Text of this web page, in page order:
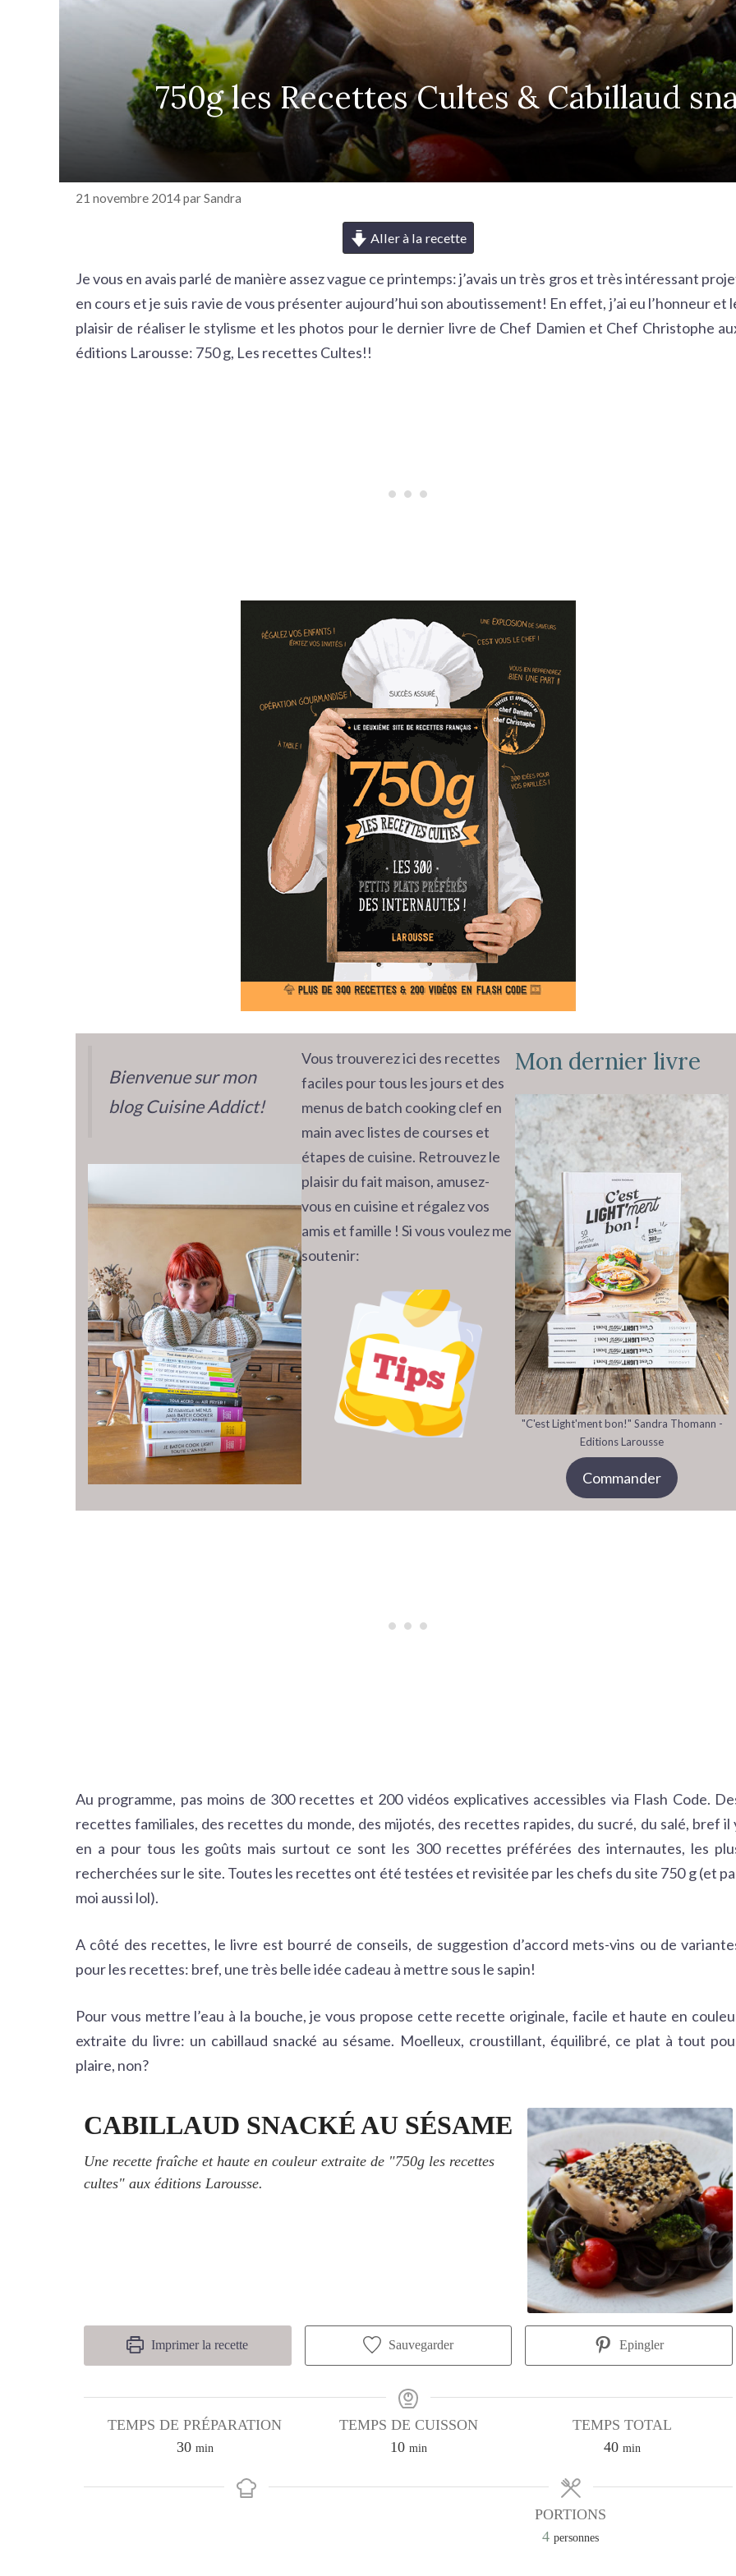
r
r
750g les Recettes Cultes & Cabillaud
21 novembre 2014parSandra
Aller à la recette
Je vous en avais parlé de manière assez vague ce printemps: j’avais un très gros et très intéressant
en cours et je suis ravie de vous présenter aujourd’hui son aboutissement! En effet, j’ai eu l’honneur et
plaisir de réaliser le stylisme et les photos pour le dernier livre de Chef Damien et Chef Christophe
éditions Larousse: 750 g, Les recettes Cultes!!
Bienvenue sur mon
blog Cuisine Addict!
Vous trouverez ici des recettes
faciles pour tous les jours et des
menus de batch cooking clef en
main avec listes de courses et
étapes de cuisine. Retrouvez le
plaisir du fait maison, amusez-
vous en cuisine et régalez vos
amis et famille ! Si vous voulez me
soutenir:
Mon dernier livre
"C'est Light'ment bon!" Sandra Thomann -
Editions Larousse
Commander
Au programme, pas moins de 300 recettes et 200 vidéos explicatives accessibles via Flash Code.
recettes familiales, des recettes du monde, des mijotés, des recettes rapides, du sucré, du salé, bref il
en a pour tous les goûts mais surtout ce sont les 300 recettes préférées des internautes, les
recherchées sur le site. Toutes les recettes ont été testées et revisitée par les chefs du site 750 g (et
moi aussi lol).
A côté des recettes, le livre est bourré de conseils, de suggestion d’accord mets-vins ou de
pour les recettes: bref, une très belle idée cadeau à mettre sous le sapin!
Pour vous mettre l’eau à la bouche, je vous propose cette recette originale, facile et haute en
extraite du livre: un cabillaud snacké au sésame. Moelleux, croustillant, équilibré, ce plat à tout
plaire, non?
CABILLAUD SNACKÉ AU SÉSAME
Une recette fraîche et haute en couleur extraite de "750g les recettes
cultes" aux éditions Larousse.
Imprimer la recette Sauvegarder Epingler
TEMPS DE PRÉPARATION
30minutes
min
TEMPS DE CUISSON
10minutes
min
TEMPS TOTAL
40minutes
min
PORTIONS
4 personnes